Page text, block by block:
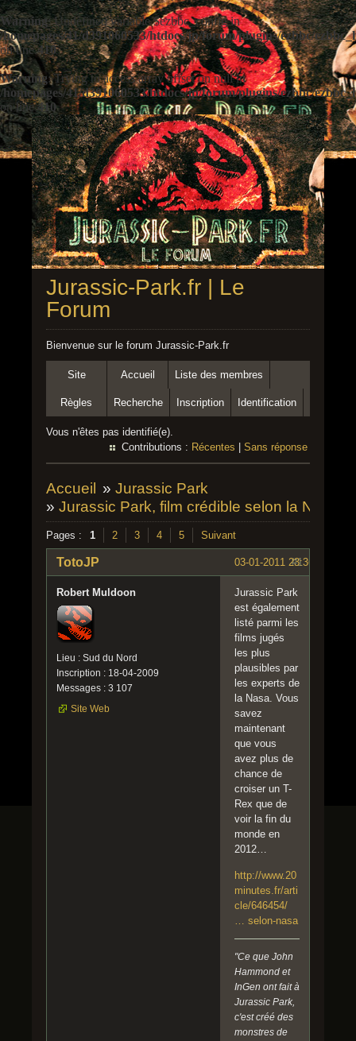
Warning: Undefined variable $ezbbc_config in
/homepages/41/d391060533/htdocs/jp/forum/plugins/ezbbc/
on line410
Warning: Trying to access array offset on null in
/homepages/41/d391060533/htdocs/jp/forum/plugins/ezbbc/
on line410
Jurassic-Park.fr | Le
Forum
Bienvenue sur le forum Jurassic-Park.fr
Site Accueil Liste des membres
Règles Recherche Inscription Identification
Vous n'êtes pas identifié(e).
Contributions : Récentes Sans réponse
Accueil » Jurassic Park
» Jurassic Park, film crédible selon la NASA
Pages : 1 2 3 4 5 Suivant
#1
03-01-2011 23:36:04
TotoJP
Robert Muldoon
Lieu : Sud du Nord
Inscription : 18-04-2009
Messages : 3 107
Site Web
Jurassic Park
est également
listé parmi les
films jugés
les plus
plausibles par
les experts de
la Nasa. Vous
savez
maintenant
que vous
avez plus de
chance de
croiser un T-
Rex que de
voir la fin du
monde en
2012…
http://www.20
minutes.fr/arti
cle/646454/
… selon-nasa
"Ce que John
Hammond et
InGen ont fait à
Jurassic Park,
c'est créé des
monstres de